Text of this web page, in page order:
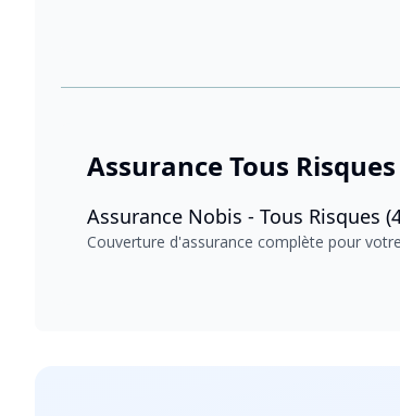
Assurance Tous Risques
Assurance Nobis - Tous Risques
Couverture d'assurance complète pour